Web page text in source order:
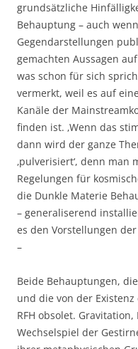
grundsätzliche
Behauptung – auch
Gegendarstellungen
gemachten Aussagen
was schon für sich
vermerkt, weil es auf
Kanäle der
finden ist. ‚Wenn das
dann wird der ganze
‚pulverisiert‘, denn man
Regelungen für
die Dunkle Materie
– generaliserend
es den Vorstellungen
–
Beide Behauptungen,
und die von der
RFH obsolet.
Wechselspiel der